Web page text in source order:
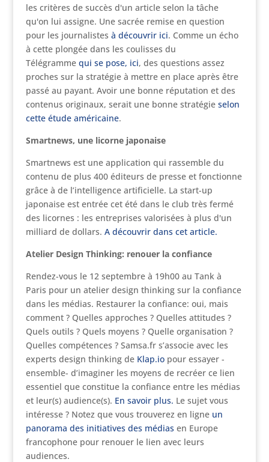
les critères de succès d'un article selon la tâche
qu'on lui assigne. Une sacrée remise en question
pour les journalistes à découvrir ici. Comme un écho
à cette plongée dans les coulisses du
Télégramme qui se pose, ici, des questions assez
proches sur la stratégie à mettre en place après être
passé au payant. Avoir une bonne réputation et des
contenus originaux, serait une bonne stratégie selon
cette étude américaine.
Smartnews, une licorne japonaise
Smartnews est une application qui rassemble du
contenu de plus 400 éditeurs de presse et fonctionne
grâce à de l’intelligence artificielle. La start-up
japonaise est entrée cet été dans le club très fermé
des licornes : les entreprises valorisées à plus d'un
milliard de dollars. A découvrir dans cet article.
Atelier Design Thinking: renouer la confiance
Rendez-vous le 12 septembre à 19h00 au Tank à
Paris pour un atelier design thinking sur la confiance
dans les médias. Restaurer la confiance: oui, mais
comment ? Quelles approches ? Quelles attitudes ?
Quels outils ? Quels moyens ? Quelle organisation ?
Quelles compétences ? Samsa.fr s’associe avec les
experts design thinking de Klap.iopour essayer -
ensemble- d’imaginer les moyens de recréer ce lien
essentiel que constitue la confiance entre les médias
et leur(s) audience(s). En savoir plus. Le sujet vous
intéresse ? Notez que vous trouverez en ligneun
panorama des initiatives des médias en Europe
francophone pour renouer le lien avec leurs
audiences.